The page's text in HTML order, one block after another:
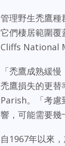
管理野生禿鷹
它們棲居範圍
Cliffs National
「禿鷹成熟緩
禿鷹損失的更
Parish。「考慮
響，可能需要幾
自1967年以來